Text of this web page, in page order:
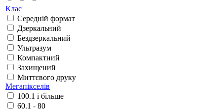
Клас
Середній формат
Дзеркальний
Бездзеркальний
Ультразум
Компактний
Захищений
Миттєвого друку
Мегапікселів
100.1 і більше
60.1 - 80